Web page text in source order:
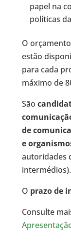
papel na
políticas
O
estão
para cada
máximo de
São
de
e
autoridades
intermédios).
O prazo de
Consulte